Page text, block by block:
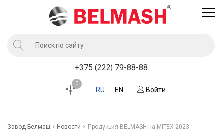
+375 (222) 79-88-88
0
RU EN Войти
Услуги завода BELMASH
Компания
Новости
Завод Белмаш Новости Продукция BELMASH на MITEX-2023